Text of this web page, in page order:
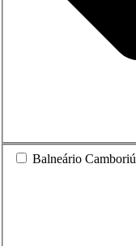
Balneário Camboriú